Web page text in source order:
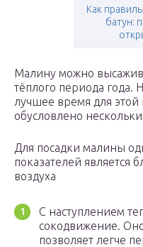
Как
батун:
Малину можно
тёплого периода года.
лучшее время для
обусловлено
Для посадки малины
показателей является
воздуха
С наступлением
сокодвижение.
позволяет легче